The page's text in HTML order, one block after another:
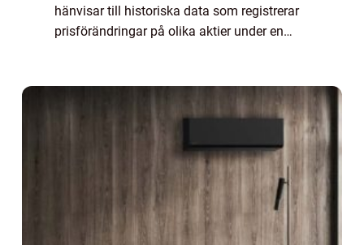
hänvisar till historiska data som registrerar
prisförändringar på olika aktier under en